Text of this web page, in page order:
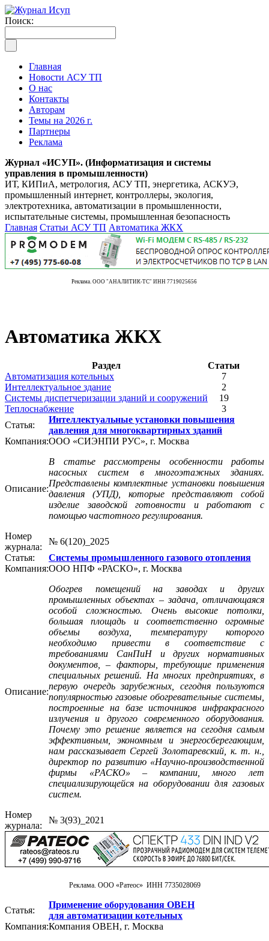
Поиск:
Главная
Новости АСУ ТП
О нас
Контакты
Авторам
Темы на 2026 г.
Партнеры
Реклама
Журнал «ИСУП». (Информатизация и системы
управления в промышленности)
ИТ, КИПиА, метрология, АСУ ТП, энергетика, АСКУЭ,
промышленный интернет, контроллеры, экология,
электротехника, автоматизации в промышленности,
испытательные системы, промышленная безопасность
Главная Статьи АСУ ТП Автоматика ЖКХ
Реклама. ООО "АНАЛИТИК-ТС" ИНН 7719025656
Автоматика ЖКХ
Раздел
Статьи
Автоматизация котельных
7
Интеллектуальное здание
2
Системы диспетчеризации зданий и сооружений
19
Теплоснабжение
3
Статья:
Интеллектуальные установки повышения
давления для многоквартирных зданий
Компания:ООО «СИЭНПИ РУС», г. Москва
Описание:
В статье рассмотрены особенности работы
насосных систем в многоэтажных зданиях.
Представлены комплектные установки повышения
давления (УПД), которые представляют собой
изделие заводской готовности и работают с
помощью частотного регулирования.
Номер
журнала:
№ 6(120)_2025
Статья:
Системы промышленного газового отопления
Компания:ООО НПФ «РАСКО», г. Москва
Описание:
Обогрев помещений на заводах и других
промышленных объектах – задача, отличающаяся
особой сложностью. Очень высокие потолки,
большая площадь и соответственно огромные
объемы воздуха, температуру которого
необходимо привести в соответствие с
требованиями СанПиН и других нормативных
документов, – факторы, требующие применения
специальных решений. На многих предприятиях, в
первую очередь зарубежных, сегодня пользуются
популярностью газовые обогревательные системы,
построенные на базе источников инфракрасного
излучения и другого современного оборудования.
Почему это решение является на сегодня самым
эффективным, экономным и энергосберегающим,
нам рассказывает Сергей Золотаревский, к. т. н.,
директор по развитию «Научно-производственной
фирмы «РАСКО» – компании, много лет
специализирующейся на оборудовании для газовых
систем.
Номер
журнала:
№ 3(93)_2021
Реклама. ООО «Ратеос» ИНН 7735028069
Статья:
Применение оборудования ОВЕН
для автоматизации котельных
Компания:Компания ОВЕН, г. Москва